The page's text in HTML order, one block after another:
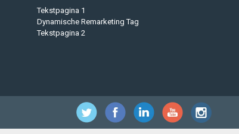
Tekstpagina 1
Dynamische Remarketing Tag
Tekstpagina 2